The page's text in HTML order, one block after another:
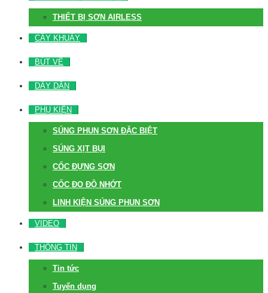
THIẾT BỊ SƠN AIRLESS
CÂY KHUẤY
BÚT VẼ
DÂY DẪN
PHỤ KIỆN
SÚNG PHUN SƠN ĐẶC BIỆT
SÚNG XỊT BỤI
CỐC ĐỰNG SƠN
CỐC ĐO ĐỘ NHỚT
LINH KIỆN SÚNG PHUN SƠN
VIDEO
THÔNG TIN
Tin tức
Tuyển dụng